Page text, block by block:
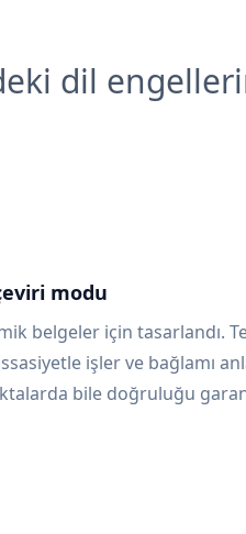
dil
modu
belgeler için tasarlandı.
işler ve bağlamı
bile doğruluğu